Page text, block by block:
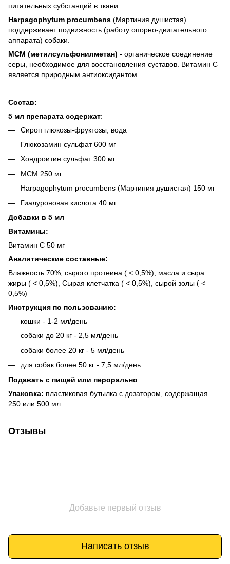
питательных субстанций в ткани.
Harpagophytum procumbens (Мартиния душистая)
поддерживает подвижность (работу опорно-двигательного
аппарата) собаки.
МСМ (метилсульфонилметан) - органическое соединение
серы, необходимое для восстановления суставов. Витамин С
является природным антиоксидантом.
Состав:
5 мл препарата содержат:
Сироп глюкозы-фруктозы, вода
Глюкозамин сульфат 600 мг
Хондроитин сульфат 300 мг
МСМ 250 мг
Harpagophytum procumbens (Мартиния душистая) 150 мг
Гиалуроновая кислота 40 мг
Добавки в 5 мл
Витамины:
Витамин C 50 мг
Аналитические составные:
Влажность 70%, сырого протеина ( < 0,5%), масла и сыра
жиры ( < 0,5%), Сырая клетчатка ( < 0,5%), сырой золы ( <
0,5%)
Инструкция по пользованию:
кошки - 1-2 мл/день
собаки до 20 кг - 2,5 мл/день
собаки более 20 кг - 5 мл/день
для собак более 50 кг - 7,5 мл/день
Подавать с пищей или перорально
Упаковка: пластиковая бутылка с дозатором, содержащая
250 или 500 мл
Отзывы
Добавьте первый отзыв
Написать отзыв